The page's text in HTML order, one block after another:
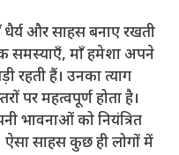
और साहस बनाए रखती
समस्याएँ, माँ हमेशा अपने
रहती हैं। उनका त्याग
पर महत्वपूर्ण होता है।
भावनाओं को नियंत्रित
साहस कुछ ही लोगों में